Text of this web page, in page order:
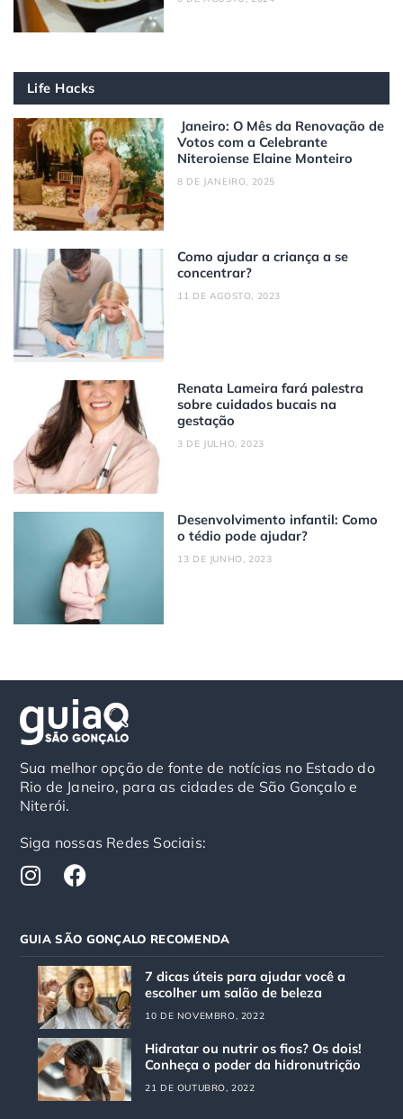
Life Hacks
Janeiro: O Mês da Renovação de
Votos com a Celebrante
Niteroiense Elaine Monteiro
8 DE JANEIRO, 2025
Como ajudar a criança a se
concentrar?
11 DE AGOSTO, 2023
Renata Lameira fará palestra
sobre cuidados bucais na
gestação
3 DE JULHO, 2023
Desenvolvimento infantil: Como
o tédio pode ajudar?
13 DE JUNHO, 2023
Sua melhor opção de fonte de notícias no Estado do
Rio de Janeiro, para as cidades de São Gonçalo e
Niterói.
Siga nossas Redes Sociais:
I
n
t
a
g
a
m
F
a
e
b
o
o
k
GUIA SÃO GONÇALO RECOMENDA
7 dicas úteis para ajudar você a
escolher um salão de beleza
10 DE NOVEMBRO, 2022
Hidratar ou nutrir os fios? Os dois!
Conheça o poder da hidronutrição
21 DE OUTUBRO, 2022